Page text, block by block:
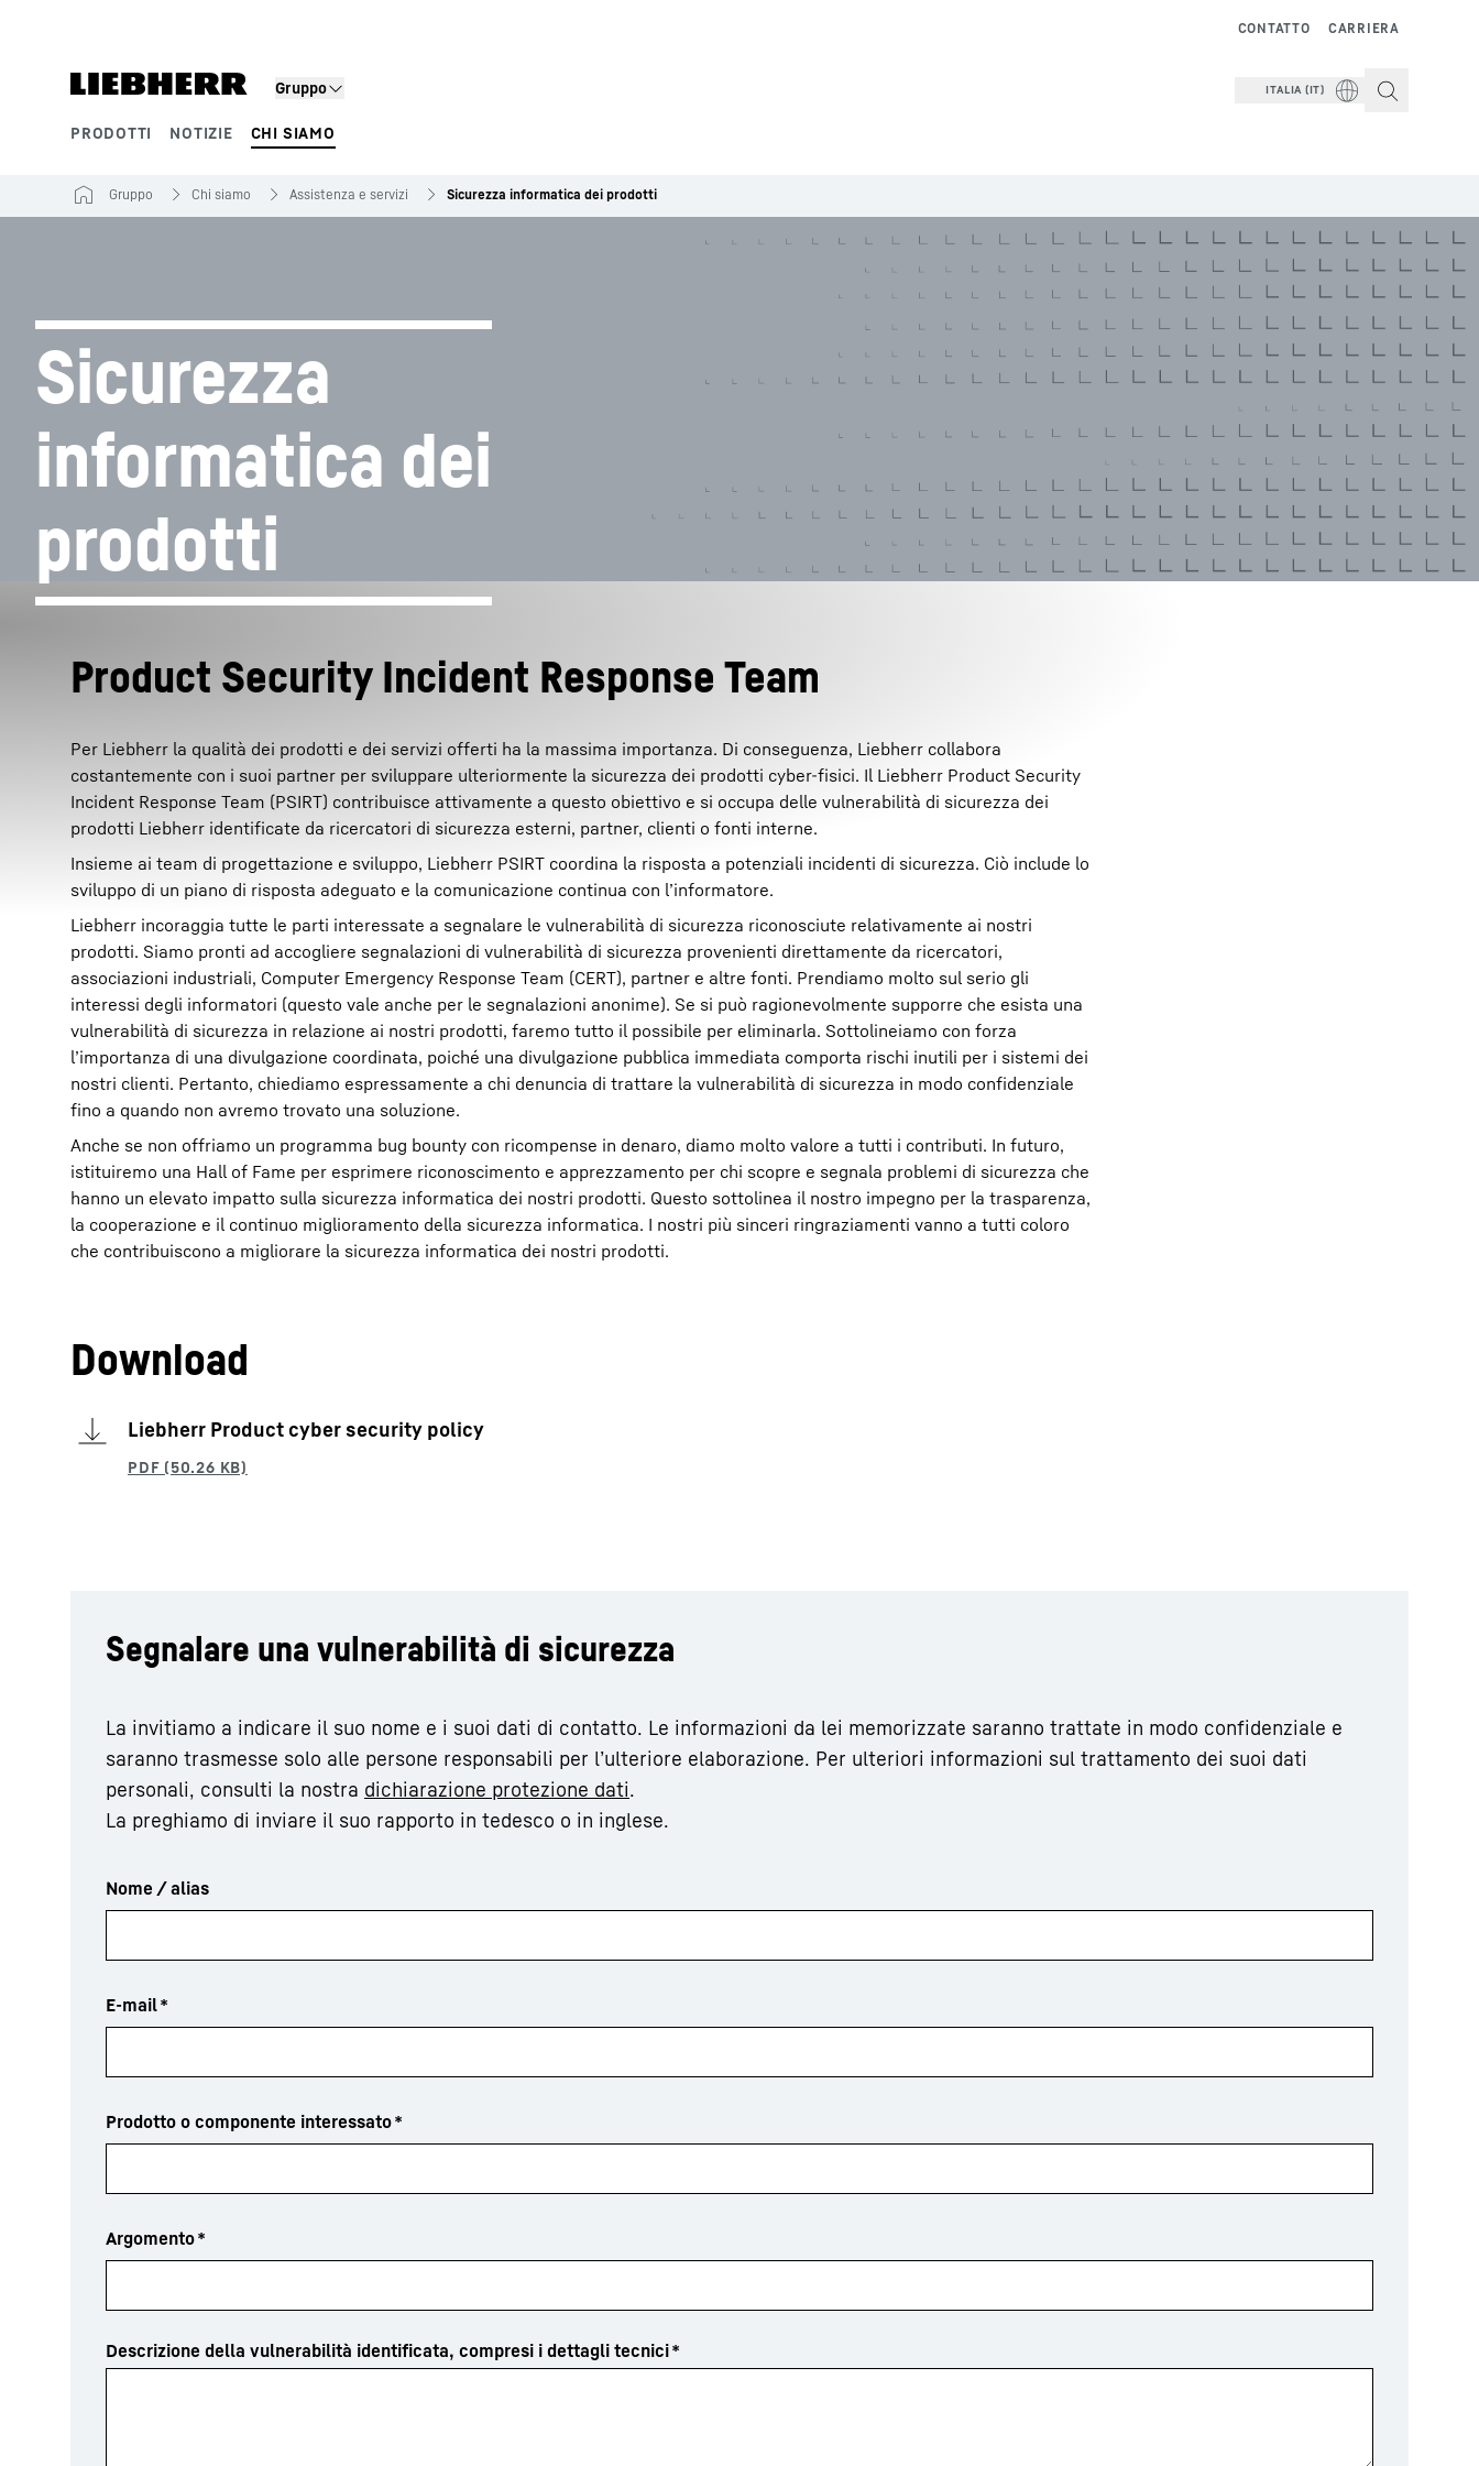
Gruppo
PRODOTTI NOTIZIE CHI SIAMO
CARRIERA
CONTATTO
ITALIA (IT)
Segmenti di prodotto
Maggiori informazioni sulla società Carriera in Liebherr
Gruppo Chi siamo Assistenza e servizi Sicurezza informatica dei prodotti
Sicurezza
informatica dei
prodotti
Product Security Incident Response Team
Per Liebherr la qualità dei prodotti e dei servizi offerti ha la massima importanza. Di conseguenza, Liebherr collabora
costantemente con i suoi partner per sviluppare ulteriormente la sicurezza dei prodotti cyber-fisici. Il Liebherr Product Security
Incident Response Team (PSIRT) contribuisce attivamente a questo obiettivo e si occupa delle vulnerabilità di sicurezza dei
prodotti Liebherr identificate da ricercatori di sicurezza esterni, partner, clienti o fonti interne.
Insieme ai team di progettazione e sviluppo, Liebherr PSIRT coordina la risposta a potenziali incidenti di sicurezza. Ciò include lo
sviluppo di un piano di risposta adeguato e la comunicazione continua con l’informatore.
Liebherr incoraggia tutte le parti interessate a segnalare le vulnerabilità di sicurezza riconosciute relativamente ai nostri
prodotti. Siamo pronti ad accogliere segnalazioni di vulnerabilità di sicurezza provenienti direttamente da ricercatori,
associazioni industriali, Computer Emergency Response Team (CERT), partner e altre fonti. Prendiamo molto sul serio gli
interessi degli informatori (questo vale anche per le segnalazioni anonime). Se si può ragionevolmente supporre che esista una
vulnerabilità di sicurezza in relazione ai nostri prodotti, faremo tutto il possibile per eliminarla. Sottolineiamo con forza
l’importanza di una divulgazione coordinata, poiché una divulgazione pubblica immediata comporta rischi inutili per i sistemi dei
nostri clienti. Pertanto, chiediamo espressamente a chi denuncia di trattare la vulnerabilità di sicurezza in modo confidenziale
fino a quando non avremo trovato una soluzione.
Anche se non offriamo un programma bug bounty con ricompense in denaro, diamo molto valore a tutti i contributi. In futuro,
istituiremo una Hall of Fame per esprimere riconoscimento e apprezzamento per chi scopre e segnala problemi di sicurezza che
hanno un elevato impatto sulla sicurezza informatica dei nostri prodotti. Questo sottolinea il nostro impegno per la trasparenza,
la cooperazione e il continuo miglioramento della sicurezza informatica. I nostri più sinceri ringraziamenti vanno a tutti coloro
che contribuiscono a migliorare la sicurezza informatica dei nostri prodotti.
Download
Liebherr Product cyber security policy
Segnalare una vulnerabilità di sicurezza
La invitiamo a indicare il suo nome e i suoi dati di contatto. Le informazioni da lei memorizzate saranno trattate in modo confidenziale e
saranno trasmesse solo alle persone responsabili per l’ulteriore elaborazione. Per ulteriori informazioni sul trattamento dei suoi dati
personali, consulti la nostra dichiarazione protezione dati.
La preghiamo di inviare il suo rapporto in tedesco o in inglese.
Nome / alias
E-mail*
Prodotto o componente interessato*
Argomento*
Descrizione della vulnerabilità identificata, compresi i dettagli tecnici*